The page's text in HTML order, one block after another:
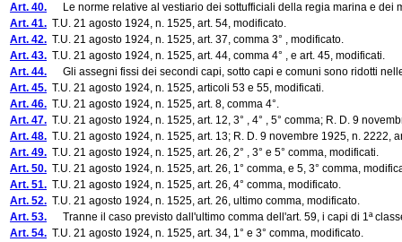
Art. 40. Le norme relative al vestiario dei sottufficiali della regia marina e dei
Art. 41. T.U. 21 agosto 1924, n. 1525, art. 54, modificato.
Art. 42. T.U. 21 agosto 1924, n. 1525, art. 37, comma 3° , modificato.
Art. 43. T.U. 21 agosto 1924, n. 1525, art. 44, comma 4° , e art. 45, modificati.
Art. 44. Gli assegni fissi dei secondi capi, sotto capi e comuni sono ridotti
Art. 45. T.U. 21 agosto 1924, n. 1525, articoli 53 e 55, modificati.
Art. 46. T.U. 21 agosto 1924, n. 1525, art. 8, comma 4°.
Art. 47. T.U. 21 agosto 1924, n. 1525, art. 12, 3° , 4° , 5° comma; R. D. 9
Art. 48. T.U. 21 agosto 1924, n. 1525, art. 13; R. D. 9 novembre 1925, n. 2222,
Art. 49. T.U. 21 agosto 1924, n. 1525, art. 26, 2° , 3° e 5° comma, modificati.
Art. 50. T.U. 21 agosto 1924, n. 1525, art. 26, 1° comma, e 5, 3° comma,
Art. 51. T.U. 21 agosto 1924, n. 1525, art. 26, 4° comma, modificato.
Art. 52. T.U. 21 agosto 1924, n. 1525, art. 26, ultimo comma, modificato.
Art. 53. Tranne il caso previsto dall'ultimo comma dell'art. 59, i capi di 1ª
Art. 54. T.U. 21 agosto 1924, n. 1525, art. 34, 1° e 3° comma, modificato.